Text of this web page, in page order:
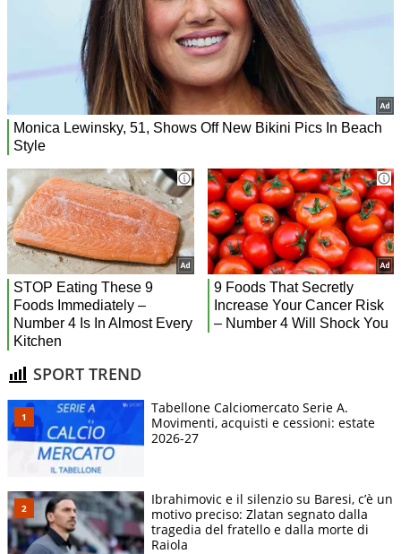
SPORT TREND
Tabellone Calciomercato Serie A.
Movimenti, acquisti e cessioni: estate
2026-27
Ibrahimovic e il silenzio su Baresi, c’è un
motivo preciso: Zlatan segnato dalla
tragedia del fratello e dalla morte di
Raiola